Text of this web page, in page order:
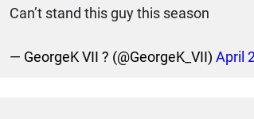
Can’t stand this guy this season
— GeorgeK VII ? (@GeorgeK_VII) April